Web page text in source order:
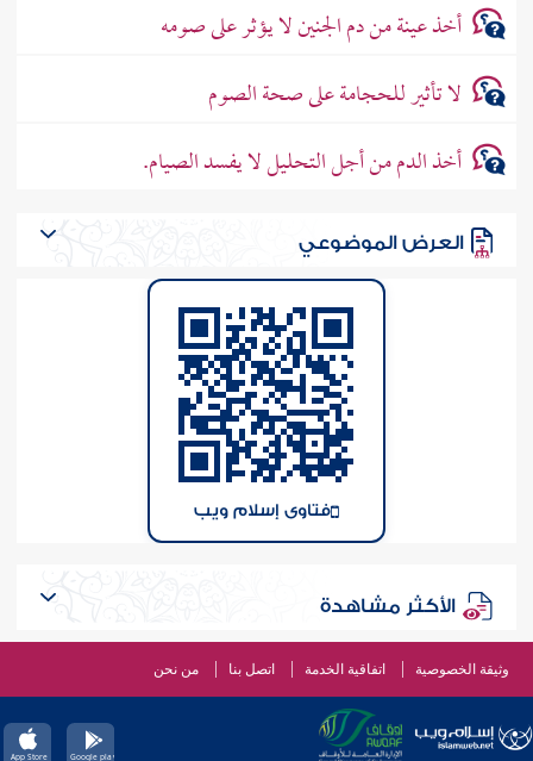
أخذ عينة من دم الجنين لا يؤثر على صومه
لا تأثير للحجامة على صحة الصوم
أخذ الدم من أجل التحليل لا يفسد الصيام.
العرض الموضوعي
فتاوى إسلام ويب
الأكثر مشاهدة
وثيقة الخصوصية اتفاقية الخدمة اتصل بنا من نحن